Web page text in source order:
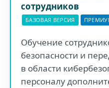
сотрудников
БАЗОВАЯ ВЕРСИЯ
Обучение
безопасности и
в области
персоналу